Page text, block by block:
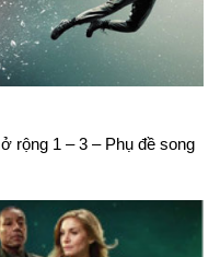
rộng 1 – 3 – Phụ đề song